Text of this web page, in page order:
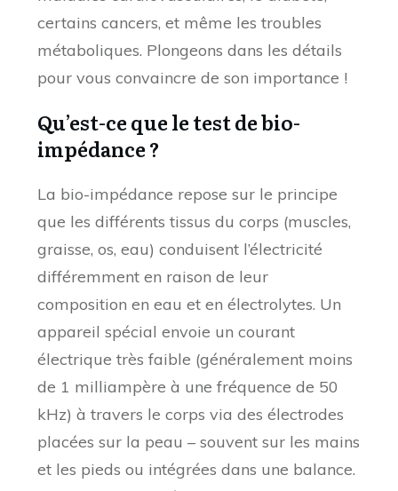
certains cancers, et même les troubles
métaboliques. Plongeons dans les détails
pour vous convaincre de son importance !
Qu’est-ce que le test de bio-
impédance ?
La bio-impédance repose sur le principe
que les différents tissus du corps (muscles,
graisse, os, eau) conduisent l’électricité
différemment en raison de leur
composition en eau et en électrolytes. Un
appareil spécial envoie un courant
électrique très faible (généralement moins
de 1 milliampère à une fréquence de 50
kHz) à travers le corps via des électrodes
placées sur la peau – souvent sur les mains
et les pieds ou intégrées dans une balance.